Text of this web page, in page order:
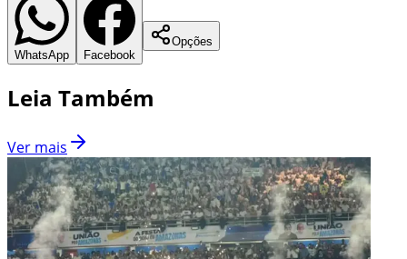
WhatsApp Facebook
Opções
Leia Também
Ver mais